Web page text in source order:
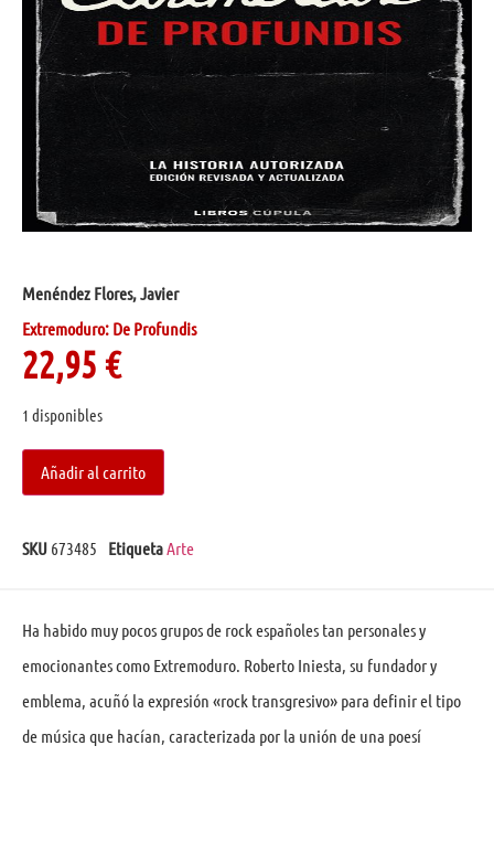
Menéndez Flores, Javier
Extremoduro: De Profundis
22,95 €
1 disponibles
Añadir al carrito
SKU 673485 EtiquetaArte
Ha habido muy pocos grupos de rock españoles tan personales y
emocionantes como Extremoduro. Roberto Iniesta, su fundador y
emblema, acuñó la expresión «rock transgresivo» para definir el tipo
de música que hacían, caracterizada por la unión de una poesí